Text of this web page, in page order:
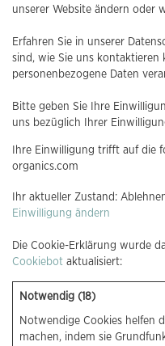
unserer Website ändern oder
Erfahren Sie in unserer
sind, wie Sie uns
personenbezogene Daten
Bitte geben Sie Ihre
uns bezüglich Ihrer
Ihre Einwilligung trifft auf die
organics.com
Ihr aktueller Zustand:
Einwilligung ändern
Die Cookie-Erklärung wurde
Cookiebot aktualisiert:
Notwendig (18)
Notwendige Cookies helfen
machen, indem sie